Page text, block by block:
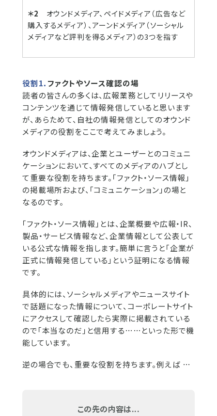
＊2 オウンドメディア、ペイドメディア（広告など
購入するメディア）、アーンドメディア（ソーシャル
メディアなど評判を得るメディア）の3つを指す
役割1． ファクトやソース確認の場
読者の皆さんの多くは、広報業務としてリリースや
コンテンツを通じて情報発信していると思います
が、あらためて、自社の情報発信としてのオウンド
メディアの役割をここで考えてみましょう。
オウンドメディアは、企業とユーザーとのコミュニ
ケーションにおいて、すべてのメディアのハブとし
て重要な役割を持ちます。「ファクト・ソース情報」
の掲載場所および、「コミュニケーション」の場と
なるのです。
「ファクト・ソース情報」とは、企業概要や広報・IR、
製品・サービス情報など、企業情報として公表して
いる公式な情報を指します。簡単に言うと「企業が
正式に情報発信している」という証明になる情報
です。
具体的には、ソーシャルメディアやニュースサイト
で話題になった情報について、コーポレートサイト
にアクセスして確認したら実際に掲載されている
ので「本当なのだ」と信用する……といった形で機
能しています。
逆の場合でも、重要な役割を持ちます。例えば …
この先の内容は...